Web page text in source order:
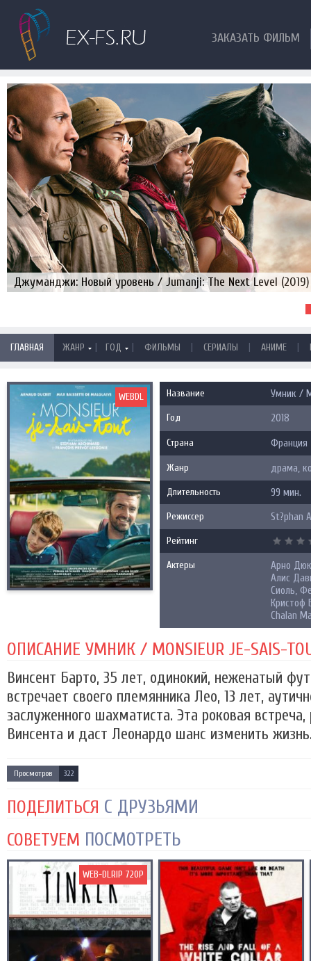
ЗАКАЗАТЬ ФИЛЬМ
Джуманджи: Новый уровень / Jumanji: The Next Level (2019)
ГЛАВНАЯ ЖАНР | ГОД | ФИЛЬМЫ | СЕРИАЛЫ | АНИМЕ |
WEBDL Название Умник /
Год 2018
Страна Франция
Жанр драма,
Длительность 99 мин.
Режиссер St?phan
Рейтинг
Актеры
Арно
Алис
Сиоль,
Кристоф
Chalan
ОПИСАНИЕ УМНИК / MONSIEUR JE-SAIS-
Винсент Барто, 35 лет, одинокий, неженатый
встречает своего племянника Лео, 13 лет,
заслуженного шахматиста. Эта роковая встреча,
Винсента и даст Леонардо шанс изменить
Просмотров 322
ПОДЕЛИТЬСЯ С ДРУЗЬЯМИ
СОВЕТУЕМ ПОСМОТРЕТЬ
WEB-DLRIP 720P